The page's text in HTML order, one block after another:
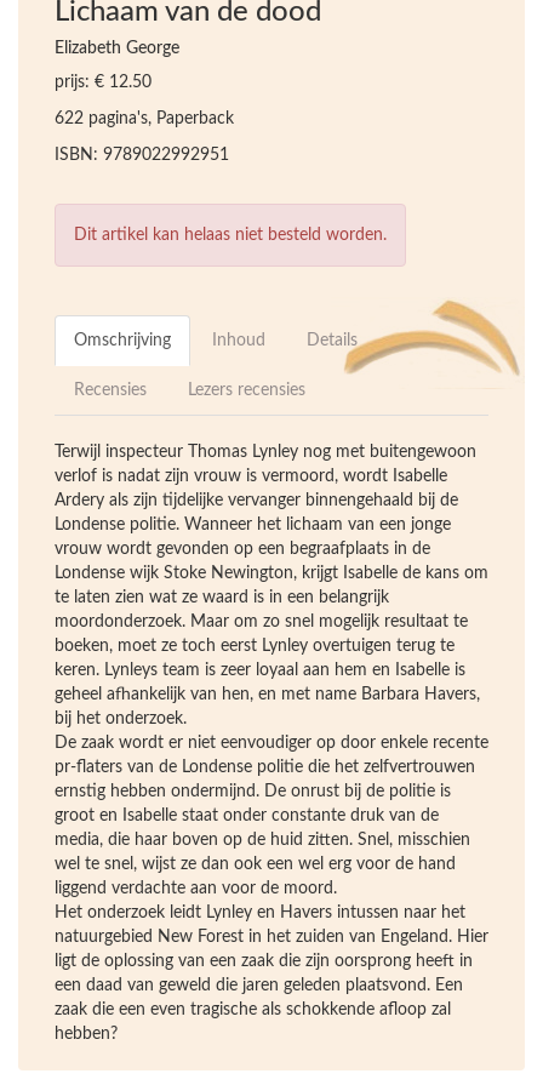
Lichaam van de dood
Elizabeth George
prijs: € 12.50
622 pagina's, Paperback
ISBN: 9789022992951
Dit artikel kan helaas niet besteld worden.
Omschrijving Inhoud Details
Recensies Lezers recensies
Terwijl inspecteur Thomas Lynley nog met buitengewoon
verlof is nadat zijn vrouw is vermoord, wordt Isabelle
Ardery als zijn tijdelijke vervanger binnengehaald bij de
Londense politie. Wanneer het lichaam van een jonge
vrouw wordt gevonden op een begraafplaats in de
Londense wijk Stoke Newington, krijgt Isabelle de kans om
te laten zien wat ze waard is in een belangrijk
moordonderzoek. Maar om zo snel mogelijk resultaat te
boeken, moet ze toch eerst Lynley overtuigen terug te
keren. Lynleys team is zeer loyaal aan hem en Isabelle is
geheel afhankelijk van hen, en met name Barbara Havers,
bij het onderzoek.
De zaak wordt er niet eenvoudiger op door enkele recente
pr-flaters van de Londense politie die het zelfvertrouwen
ernstig hebben ondermijnd. De onrust bij de politie is
groot en Isabelle staat onder constante druk van de
media, die haar boven op de huid zitten. Snel, misschien
wel te snel, wijst ze dan ook een wel erg voor de hand
liggend verdachte aan voor de moord.
Het onderzoek leidt Lynley en Havers intussen naar het
natuurgebied New Forest in het zuiden van Engeland. Hier
ligt de oplossing van een zaak die zijn oorsprong heeft in
een daad van geweld die jaren geleden plaatsvond. Een
zaak die een even tragische als schokkende afloop zal
hebben?